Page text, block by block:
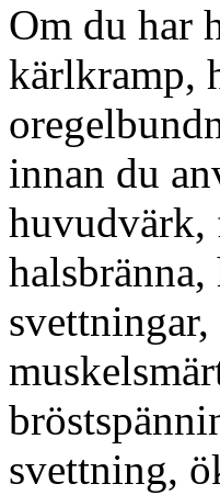
Om du har
kärlkramp,
innan du
huvudvärk,
svettning,